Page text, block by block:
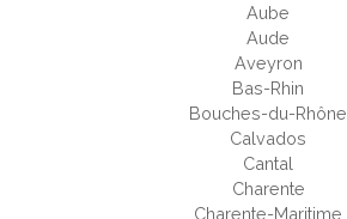
Aube
Aude
Aveyron
Bas-Rhin
Bouches-du-Rhône
Calvados
Cantal
Charente
Charente-Maritime